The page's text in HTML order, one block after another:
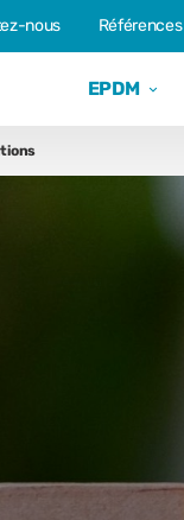
EPDM
nous Références